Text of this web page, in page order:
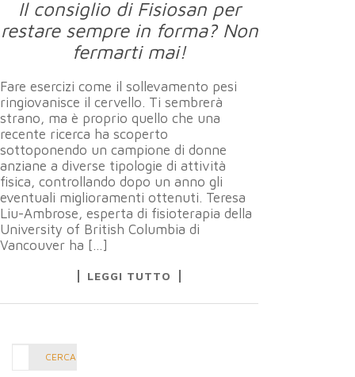
Il consiglio di Fisiosan per
restare sempre in forma? Non
fermarti mai!
Fare esercizi come il sollevamento pesi
ringiovanisce il cervello. Ti sembrerà
strano, ma è proprio quello che una
recente ricerca ha scoperto
sottoponendo un campione di donne
anziane a diverse tipologie di attività
fisica, controllando dopo un anno gli
eventuali miglioramenti ottenuti. Teresa
Liu-Ambrose, esperta di fisioterapia della
University of British Columbia di
Vancouver ha […]
LEGGI TUTTO
CERCA